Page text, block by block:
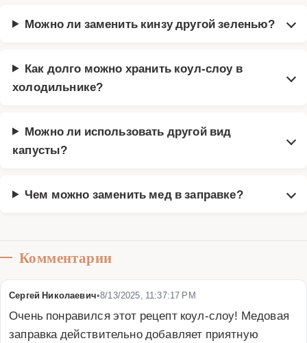
Можно ли заменить кинзу другой зеленью?
Как долго можно хранить коул-слоу в
холодильнике?
Можно ли использовать другой вид
капусты?
Чем можно заменить мед в заправке?
Комментарии
Сергей Николаевич•8/13/2025, 11:37:17 PM
Очень понравился этот рецепт коул-слоу! Медовая
заправка действительно добавляет приятную